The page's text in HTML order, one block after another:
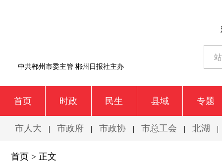
中共郴州市委主管 郴州日报社主办
首页 时政 民生 县域 专题
市人大 | 市政府 | 市政协 | 市总工会 | 北湖 |
首页 > 正文